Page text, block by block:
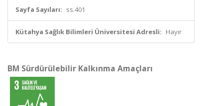
Sayfa Sayıları: ss.401
Kütahya Sağlık Bilimleri Üniversitesi Adresli: Hayır
BM Sürdürülebilir Kalkınma Amaçları